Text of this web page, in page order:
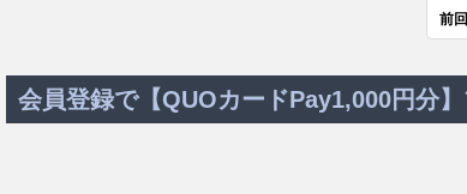
前
会員登録で【QUOカードPay1,000円分】